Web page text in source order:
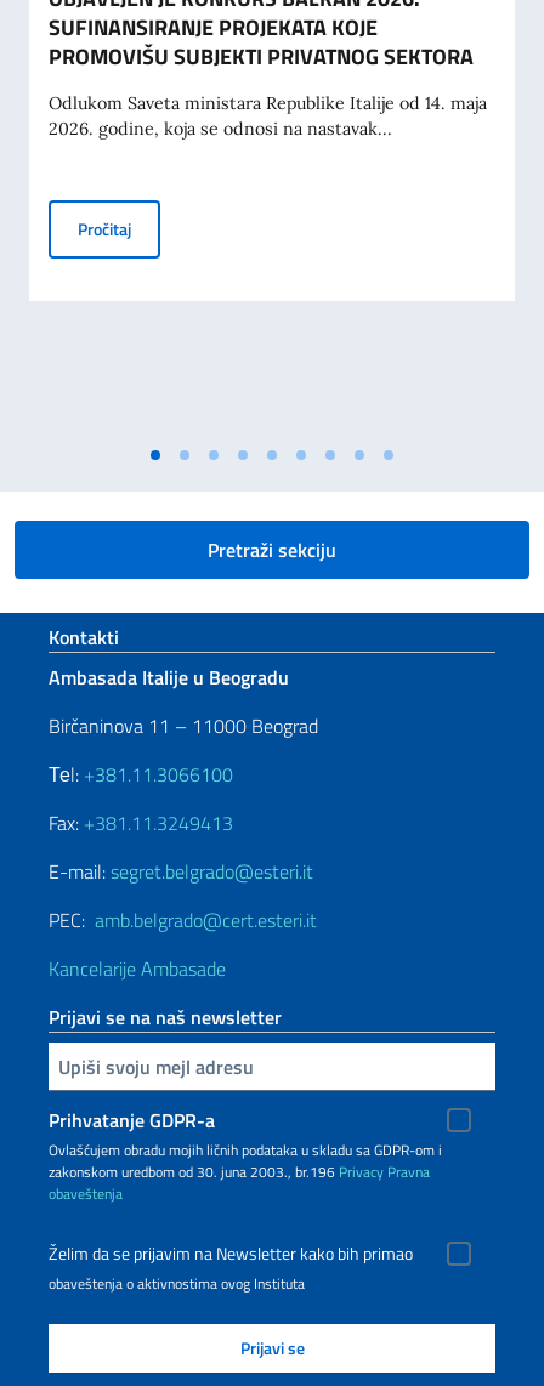
SUFINANSIRANJE PROJEKATA KOJE
PROMOVIŠU SUBJEKTI PRIVATNOG SEKTORA
Odlukom Saveta ministara Republike Italije od 14. maja
2026. godine, koja se odnosi na nastavak...
PročitajOBJAVLJEN JE KONKURS BALKAN 2026:
Pretraži sekciju
Footer section
Kontakti
Ambasada Italije u Beogradu
Birčaninova 11 – 11000 Beograd
Теl: +381.11.3066100
Fax: +381.11.3249413
E-mail:segret.belgrado@esteri.it
PEC: amb.belgrado@cert.esteri.it
Kancelarije Ambasade
Prijavi se na naš newsletter
Upiši vaš imejl
Prihvatanje GDPR-a
Ovlašćujem obradu mojih ličnih podataka u skladu sa GDPR-om i
zakonskom uredbom od 30. juna 2003., br.196 Privacy Pravna
obaveštenja
Želim da se prijavim na Newsletter kako bih primao
obaveštenja o aktivnostima ovog Instituta